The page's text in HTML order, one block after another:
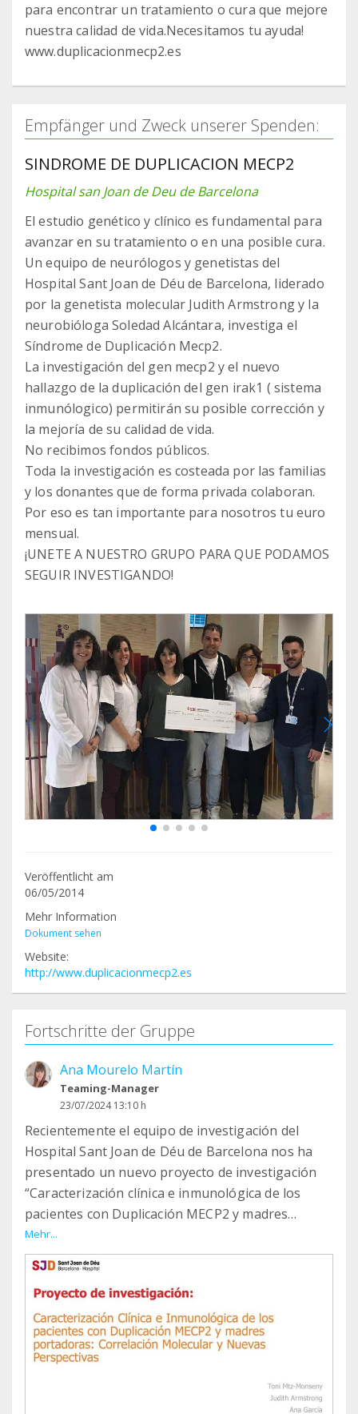
para encontrar un tratamiento o cura que mejore
nuestra calidad de vida.Necesitamos tu ayuda!
www.duplicacionmecp2.es
Empfänger und Zweck unserer Spenden:
SINDROME DE DUPLICACION MECP2
Hospital san Joan de Deu de Barcelona
El estudio genético y clínico es fundamental para
avanzar en su tratamiento o en una posible cura.
Un equipo de neurólogos y genetistas del
Hospital Sant Joan de Déu de Barcelona, liderado
por la genetista molecular Judith Armstrong y la
neurobióloga Soledad Alcántara, investiga el
Síndrome de Duplicación Mecp2.
La investigación del gen mecp2 y el nuevo
hallazgo de la duplicación del gen irak1 ( sistema
inmunólogico) permitirán su posible corrección y
la mejoría de su calidad de vida.
No recibimos fondos públicos.
Toda la investigación es costeada por las familias
y los donantes que de forma privada colaboran.
Por eso es tan importante para nosotros tu euro
mensual.
¡UNETE A NUESTRO GRUPO PARA QUE PODAMOS
Veröffentlicht am
06/05/2014
Mehr Information
Dokument sehen
Website:
http://www.duplicacionmecp2.es
Fortschritte der Gruppe
Ana Mourelo Martín
Teaming-Manager
23/07/2024 13:10 h
Recientemente el equipo de investigación del
Hospital Sant Joan de Déu de Barcelona nos ha
presentado un nuevo proyecto de investigación
“Caracterización clínica e inmunológica de los
pacientes con Duplicación MECP2 y madres
portadoras: Correlación molecular y nuevas
perspectivas”.
Dicho proyecto surge de la afección que tienen los
pacientes con Síndrome #DuplicaciónMecp2 en su
sistema inmunológico y de la probabilidad de que
también puedan tenerlo las madres portadoras.
Este proyecto va a permitir profundizar en la
inmunológica), la inmunología molecular,
Mehr...